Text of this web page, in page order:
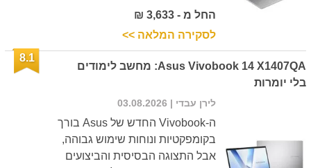
החל מ - 3,633 ₪
לסקירה המלאה >>
Asus Vivobook 14 X1407QA: מחשב לימודים
בלי יומרות
8.1
לירן עבדי | 03.08.2026
ה-Vivobook החדש של Asus בורך
בקומפקטיות ונוחות שימוש גבוהה,
אבל התצוגה הבסיסית והביצועים